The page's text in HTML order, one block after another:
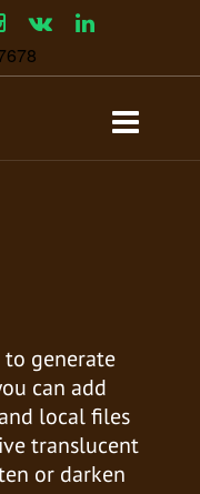
generate
can add
local files
translucent
or darken